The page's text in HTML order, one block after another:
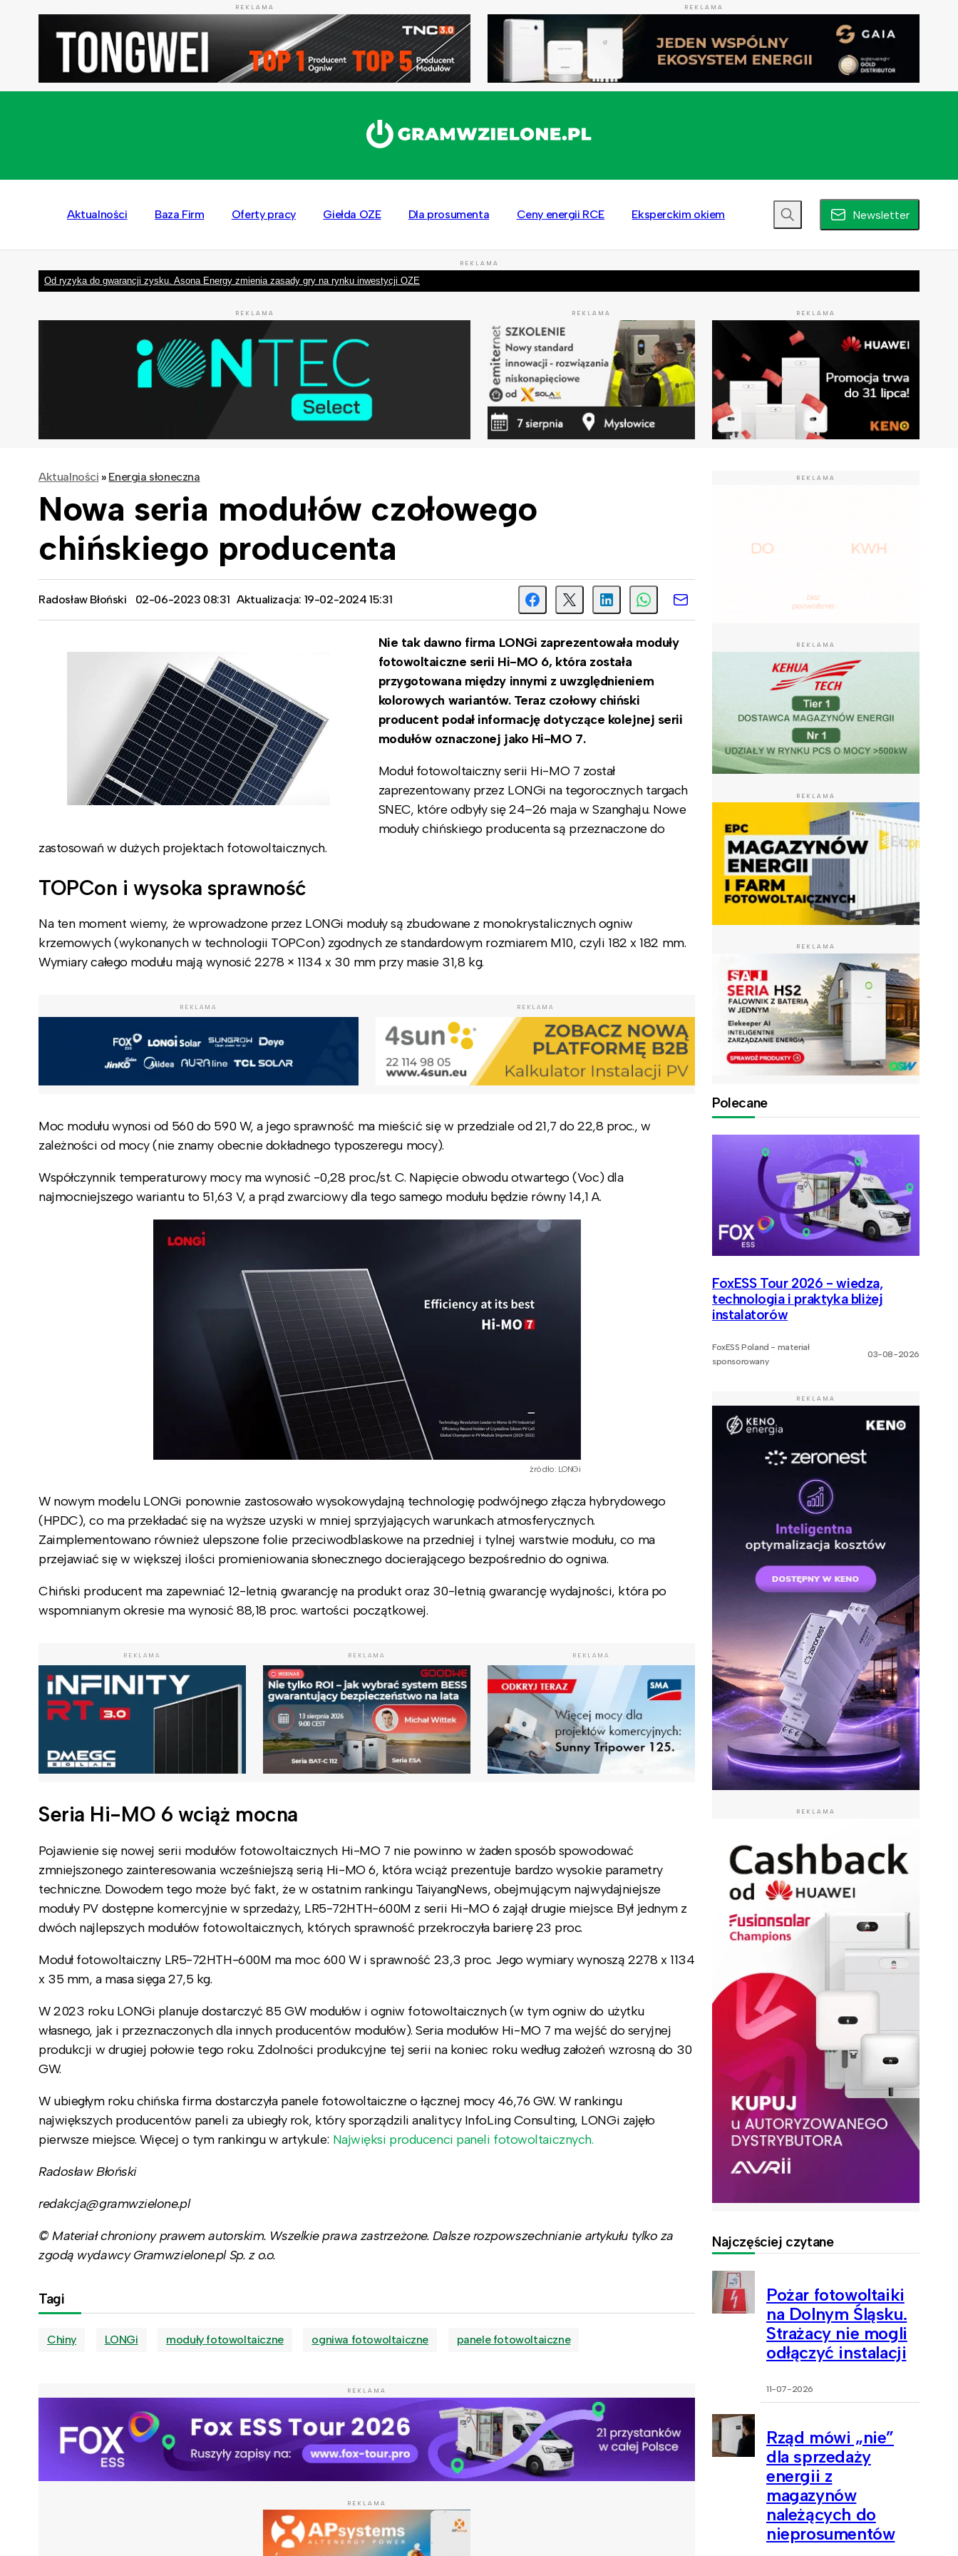
REKLAMA REKLAMA
Aktualności Baza Firm Oferty pracy Giełda OZE Dla prosumenta Ceny energii RCE Eksperckim okiem Newsletter
REKLAMA
Od ryzyka do gwarancji zysku. Asona Energy zmienia zasady gry na rynku inwestycji OZE
REKLAMA REKLAMA REKLAMA
Aktualności » Energia słoneczna
Nowa seria modułów czołowego
chińskiego producenta
Radosław Błoński 02-06-2023 08:31 Aktualizacja: 19-02-2024 15:31
Nie tak dawno firma LONGi zaprezentowała moduły
fotowoltaiczne serii Hi-MO 6, która została
przygotowana między innymi z uwzględnieniem
kolorowych wariantów. Teraz czołowy chiński
producent podał informację dotyczące kolejnej serii
modułów oznaczonej jako Hi-MO 7.
Moduł fotowoltaiczny serii Hi-MO 7 został
zaprezentowany przez LONGi na tegorocznych targach
SNEC, które odbyły się 24–26 maja w Szanghaju. Nowe
moduły chińskiego producenta są przeznaczone do
zastosowań w dużych projektach fotowoltaicznych.
TOPCon i wysoka sprawność
Na ten moment wiemy, że wprowadzone przez LONGi moduły są zbudowane z monokrystalicznych ogniw
krzemowych (wykonanych w technologii TOPCon) zgodnych ze standardowym rozmiarem M10, czyli 182 x 182 mm.
Wymiary całego modułu mają wynosić 2278 × 1134 x 30 mm przy masie 31,8 kg.
REKLAMA REKLAMA
Moc modułu wynosi od 560 do 590 W, a jego sprawność ma mieścić się w przedziale od 21,7 do 22,8 proc., w
zależności od mocy (nie znamy obecnie dokładnego typoszeregu mocy).
Współczynnik temperaturowy mocy ma wynosić -0,28 proc./st. C. Napięcie obwodu otwartego (Voc) dla
najmocniejszego wariantu to 51,63 V, a prąd zwarciowy dla tego samego modułu będzie równy 14,1 A.
źródło: LONGi
W nowym modelu LONGi ponownie zastosowało wysokowydajną technologię podwójnego złącza hybrydowego
(HPDC), co ma przekładać się na wyższe uzyski w mniej sprzyjających warunkach atmosferycznych.
Zaimplementowano również ulepszone folie przeciwodblaskowe na przedniej i tylnej warstwie modułu, co ma
przejawiać się w większej ilości promieniowania słonecznego docierającego bezpośrednio do ogniwa.
Chiński producent ma zapewniać 12-letnią gwarancję na produkt oraz 30-letnią gwarancję wydajności, która po
wspomnianym okresie ma wynosić 88,18 proc. wartości początkowej.
REKLAMA REKLAMA REKLAMA
Seria Hi-MO 6 wciąż mocna
Pojawienie się nowej serii modułów fotowoltaicznych Hi-MO 7 nie powinno w żaden sposób spowodować
zmniejszonego zainteresowania wcześniejszą serią Hi-MO 6, która wciąż prezentuje bardzo wysokie parametry
techniczne. Dowodem tego może być fakt, że w ostatnim rankingu TaiyangNews, obejmującym najwydajniejsze
moduły PV dostępne komercyjnie w sprzedaży, LR5-72HTH-600M z serii Hi-MO 6 zajął drugie miejsce. Był jednym z
dwóch najlepszych modułów fotowoltaicznych, których sprawność przekroczyła barierę 23 proc.
Moduł fotowoltaiczny LR5-72HTH-600M ma moc 600 W i sprawność 23,3 proc. Jego wymiary wynoszą 2278 x 1134
x 35 mm, a masa sięga 27,5 kg.
W 2023 roku LONGi planuje dostarczyć 85 GW modułów i ogniw fotowoltaicznych (w tym ogniw do użytku
własnego, jak i przeznaczonych dla innych producentów modułów). Seria modułów Hi-MO 7 ma wejść do seryjnej
produkcji w drugiej połowie tego roku. Zdolności produkcyjne tej serii na koniec roku według założeń wzrosną do 30
GW.
W ubiegłym roku chińska firma dostarczyła panele fotowoltaiczne o łącznej mocy 46,76 GW. W rankingu
największych producentów paneli za ubiegły rok, który sporządzili analitycy InfoLing Consulting, LONGi zajęło
pierwsze miejsce. Więcej o tym rankingu w artykule: Najwięksi producenci paneli fotowoltaicznych.
Radosław Błoński
redakcja@gramwzielone.pl
© Materiał chroniony prawem autorskim. Wszelkie prawa zastrzeżone. Dalsze rozpowszechnianie artykułu tylko za
zgodą wydawcy Gramwzielone.pl Sp. z o.o.
Tagi
Chiny LONGi moduły fotowoltaiczne ogniwa fotowoltaiczne panele fotowoltaiczne
REKLAMA
REKLAMA
REKLAMA
REKLAMA
REKLAMA
REKLAMA
Polecane
FoxESS Tour 2026 - wiedza,
technologia i praktyka bliżej
instalatorów
FoxESS Poland - materiał
sponsorowany
03-08-2026
REKLAMA
REKLAMA
Najczęściej czytane
Pożar fotowoltaiki
na Dolnym Śląsku.
Strażacy nie mogli
odłączyć instalacji
11-07-2026
Rząd mówi „nie”
dla sprzedaży
energii z
magazynów
należących do
nieprosumentów